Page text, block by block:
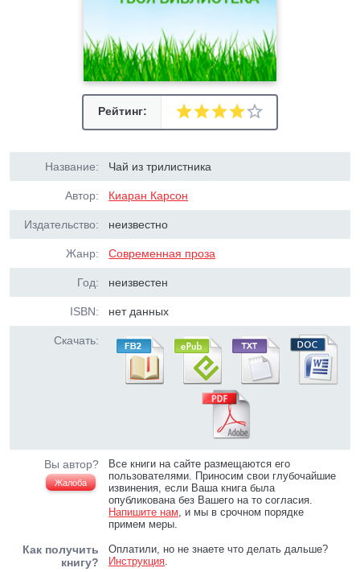
Рейтинг:
Название: Чай из трилистника
Автор: Киаран Карсон
Издательство: неизвестно
Жанр: Современная проза
Год: неизвестен
ISBN: нет данных
Скачать:
Вы автор?
Жалоба
Все книги на сайте размещаются его
пользователями. Приносим свои глубочайшие
извинения, если Ваша книга была
опубликована без Вашего на то согласия.
Напишите нам, и мы в срочном порядке
примем меры.
Как получить
книгу?
Оплатили, но не знаете что делать дальше?
Инструкция.